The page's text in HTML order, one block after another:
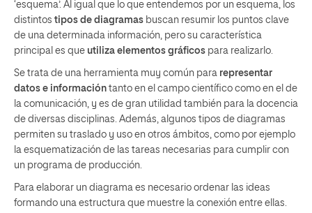
‘esquema’. Al igual que lo que entendemos por un esquema, los
distintos tipos de diagramas buscan resumir los puntos clave
de una determinada información, pero su característica
principal es que utiliza elementos gráficos para realizarlo.
Se trata de una herramienta muy común para representar
datos e información tanto en el campo científico como en el de
la comunicación, y es de gran utilidad también para la docencia
de diversas disciplinas. Además, algunos tipos de diagramas
permiten su traslado y uso en otros ámbitos, como por ejemplo
la esquematización de las tareas necesarias para cumplir con
un programa de producción.
Para elaborar un diagrama es necesario ordenar las ideas
formando una estructura que muestre la conexión entre ellas.